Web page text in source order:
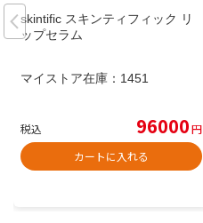
skintific スキンティフィック リ
ップセラム
マイストア在庫： 1451
税込 96000円
カートに入れる